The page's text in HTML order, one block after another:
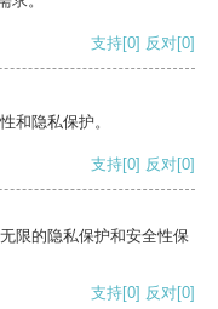
支持[0] 反对[0]
和隐私保护。
支持[0] 反对[0]
限的隐私保护和安全性保
支持[0] 反对[0]